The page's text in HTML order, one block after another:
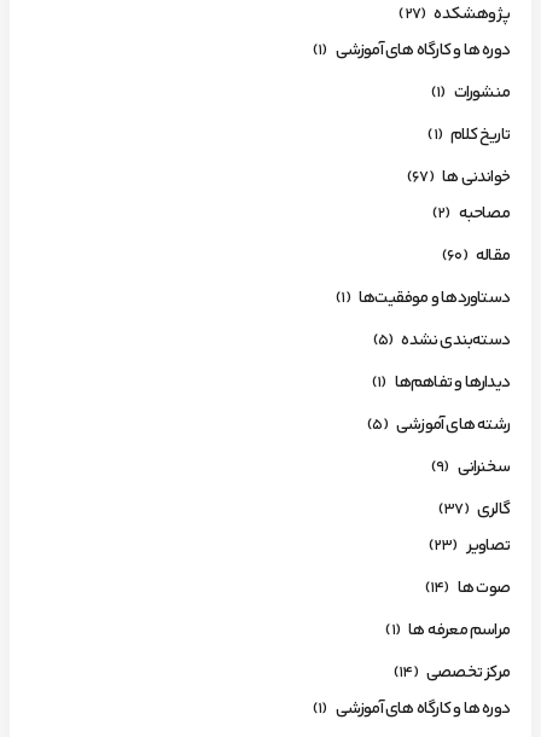
پژوهشکده (27)
دوره ها و کارگاه های آموزشی (1)
منشورات (1)
تاریخ کلام (1)
خواندنی ها (67)
مصاحبه (2)
مقاله (60)
دستاوردها و موفقیت‌ها (1)
دسته‌بندی نشده (5)
دیدارها و تفاهم‌ها (1)
رشته های آموزشی (5)
سخنرانی (9)
گالری (37)
تصاویر (23)
صوت ها (14)
مراسم معرفه ها (1)
مرکز تخصصی (14)
دوره ها و کارگاه های آموزشی (1)